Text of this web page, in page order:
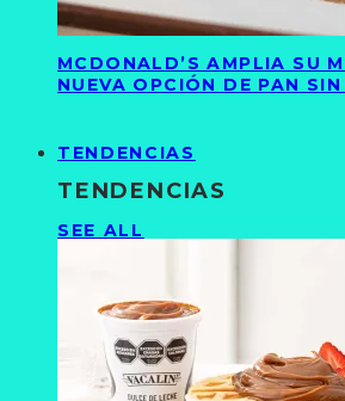
MCDONALD’S AMPLIA SU
NUEVA OPCIÓN DE PAN
TENDENCIAS
TENDENCIAS
SEE ALL